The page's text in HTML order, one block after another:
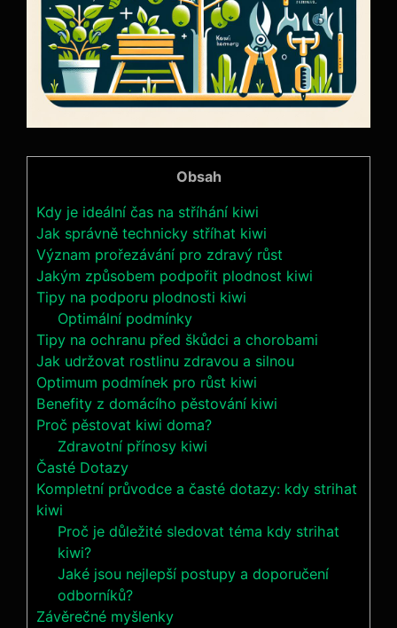
Obsah
Kdy je ideální čas na stříhání kiwi
Jak správně technicky stříhat kiwi
Význam prořezávání pro zdravý růst
Jakým způsobem podpořit plodnost kiwi
Tipy na podporu plodnosti kiwi
Optimální podmínky
Tipy na ochranu před škůdci a chorobami
Jak udržovat rostlinu zdravou a silnou
Optimum podmínek pro růst kiwi
Benefity z domácího pěstování kiwi
Proč pěstovat kiwi doma?
Zdravotní přínosy kiwi
Časté Dotazy
Kompletní průvodce a časté dotazy: kdy strihat
kiwi
Proč je důležité sledovat téma kdy strihat
kiwi?
Jaké jsou nejlepší postupy a doporučení
odborníků?
Závěrečné myšlenky